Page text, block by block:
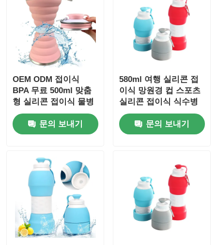
OEM ODM 접이식
BPA 무료 500ml 맞춤
형 실리콘 접이식 물병
문의 보내기
580ml 여행 실리콘 접
이식 망원경 컵 스포츠
실리콘 접이식 식수병
문의 보내기